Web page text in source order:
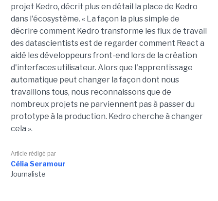
projet Kedro, décrit plus en détail la place de Kedro
dans l'écosystème. « La façon la plus simple de
décrire comment Kedro transforme les flux de travail
des datascientists est de regarder comment React a
aidé les développeurs front-end lors de la création
d'interfaces utilisateur. Alors que l'apprentissage
automatique peut changer la façon dont nous
travaillons tous, nous reconnaissons que de
nombreux projets ne parviennent pas à passer du
prototype à la production. Kedro cherche à changer
cela ».
Article rédigé par
Célia Seramour
Journaliste